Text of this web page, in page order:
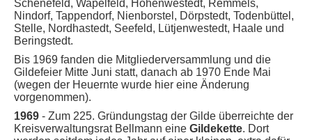
Schenefeld, Wapelfeld, Hohenwestedt, Remmels,
Nindorf, Tappendorf, Nienborstel, Dörpstedt, Todenbüttel,
Stelle, Nordhastedt, Seefeld, Lütjenwestedt, Haale und
Beringstedt.
Bis 1969 fanden die Mitgliederversammlung und die
Gildefeier Mitte Juni statt, danach ab 1970 Ende Mai
(wegen der Heuernte wurde hier eine Änderung
vorgenommen).
1969 - Zum 225. Gründungstag der Gilde überreichte der
Kreisverwaltungsrat Bellmann eine Gildekette. Dort